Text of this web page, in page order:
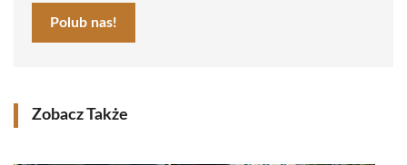
Polub nas!
Zobacz Także